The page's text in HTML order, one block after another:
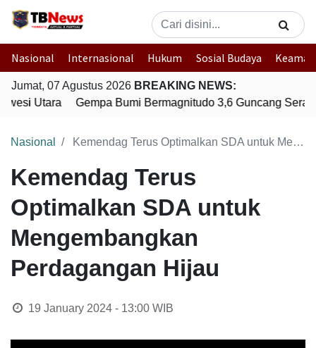
Nasional Internasional Hukum Sosial Budaya
Jumat, 07 Agustus 2026 BREAKING NEWS:
Utara
Gempa Bumi Bermagnitudo 3,6 Guncang Seram
Nasional Kemendag Terus Optimalkan SDA untuk Mengembangkan Perdagangan Hijau
Kemendag Terus
Optimalkan SDA untuk
Mengembangkan
Perdagangan Hijau
19 January 2024 - 13:00WIB